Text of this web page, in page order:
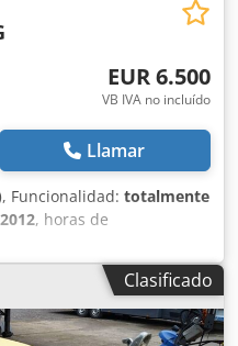
EUR 6.500
VB IVA no incluído
Llamar
, Funcionalidad: totalmente
2012, horas de
Atlas Copco XAS 67
horas de servicio,
de emergencia 12,5
400 Volt, Nº de serie
Dh Tle Ijf
Clasificado